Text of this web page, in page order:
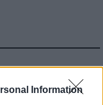
Information